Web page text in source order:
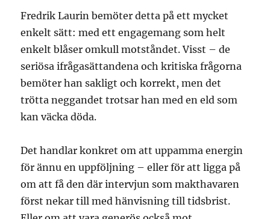
Fredrik Laurin bemöter detta på ett mycket
enkelt sätt: med ett engagemang som helt
enkelt blåser omkull motståndet. Visst – de
seriösa ifrågasättandena och kritiska frågorna
bemöter han sakligt och korrekt, men det
trötta neggandet trotsar han med en eld som
kan väcka döda.
Det handlar konkret om att uppamma energin
för ännu en uppföljning – eller för att ligga på
om att få den där intervjun som makthavaren
först nekar till med hänvisning till tidsbrist.